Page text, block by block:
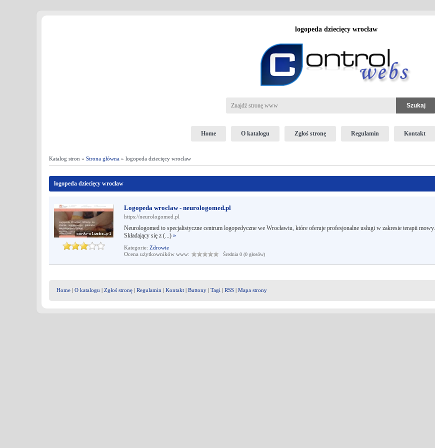
logopeda dziecięcy wrocław
Home O katalogu Zgłoś stronę Regulamin Kontakt
Katalog stron » Strona główna » logopeda dziecięcy wrocław
logopeda dziecięcy wrocław
Logopeda wroclaw - neurologomed.pl
https://neurologomed.pl
Neurologomed to specjalistyczne centrum logopedyczne we Wrocławiu, które oferuje profesjonalne usługi w zakresie terapii mowy.
Składający się z (...) »
Kategorie: Zdrowie
Ocena użytkowników www:
Średnia 0 (0 głosów)
Home | O katalogu | Zgłoś stronę | Regulamin | Kontakt | Buttony | Tagi | RSS | Mapa strony